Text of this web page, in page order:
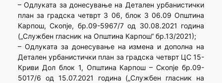
– Одлуката за донесување на Детален урбанистички
план за градска четврт 3 06, блок 3 06.09 Општина
Карпош, Скопје, бр.09-5967/7 од 30.08.2021 година
(„Службен гласник на Општина Карпош“ бр.13/2021);
– Одлуката за донесување на измена и дополна на
Детален урбанистички план за градска четврт ЦС 15-
Криви Дол блок 1, Општина Карпош – Скопје бр.09-
5017/6 од 15.07.2021 година („Службен гласник на